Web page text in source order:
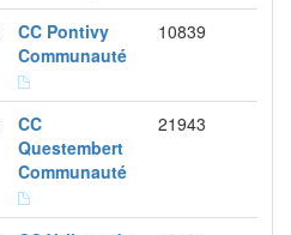
CC Pontivy
Communauté
10839
CC
Questembert
Communauté
21943